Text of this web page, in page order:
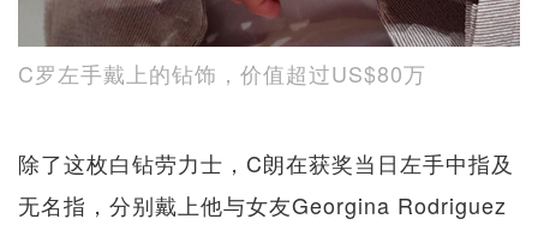
C罗左手戴上的钻饰，价值超过US$80万
除了这枚白钻劳力士，C朗在获奖当日左手中指及
无名指，分别戴上他与女友Georgina Rodriguez